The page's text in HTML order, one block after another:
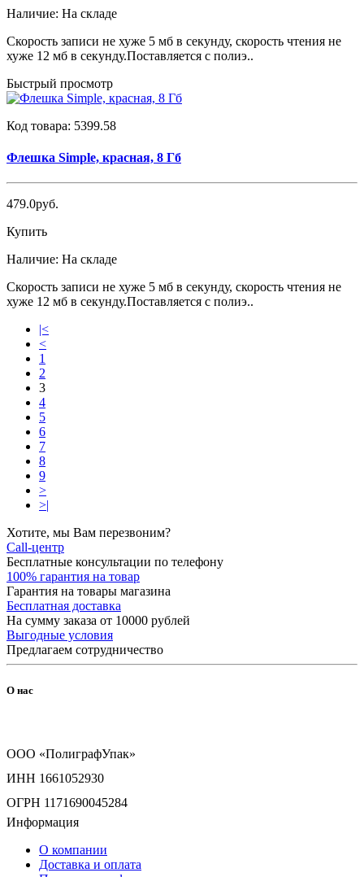
Наличие: На складе
Скорость записи не хуже 5 мб в секунду, скорость чтения не
хуже 12 мб в секунду.Поставляется с полиэ..
Быстрый просмотр
Код товара: 5399.58
Флешка Simple, красная, 8 Гб
479.0руб.
Купить
Наличие: На складе
Скорость записи не хуже 5 мб в секунду, скорость чтения не
хуже 12 мб в секунду.Поставляется с полиэ..
|<
<
1
2
3
4
5
6
7
8
9
>
>|
Хотите, мы Вам перезвоним?
Call-центр
Бесплатные консультации по телефону
100% гарантия на товар
Гарантия на товары магазина
Бесплатная доставка
На сумму заказа от 10000 рублей
Выгодные условия
Предлагаем сотрудничество
О нас
ООО «ПолиграфУпак»
ИНН 1661052930
ОГРН 1171690045284
Информация
О компании
Доставка и оплата